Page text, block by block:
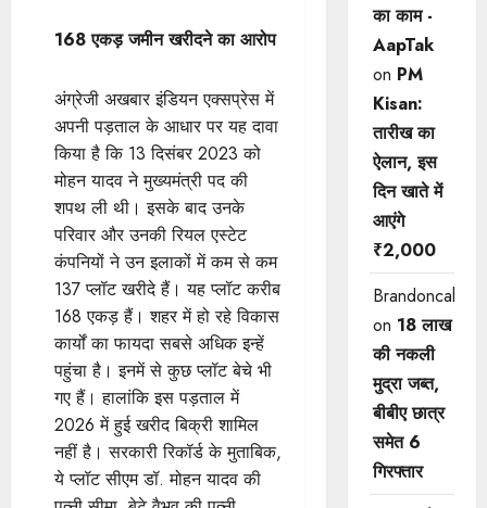
168 एकड़ जमीन खरीदने का आरोप
अंग्रेजी अखबार इंडियन एक्सप्रेस में
अपनी पड़ताल के आधार पर यह दावा
किया है कि 13 दिसंबर 2023 को
मोहन यादव ने मुख्यमंत्री पद की
शपथ ली थी। इसके बाद उनके
परिवार और उनकी रियल एस्टेट
कंपनियों ने उन इलाकों में कम से कम
137 प्लॉट खरीदे हैं। यह प्लॉट करीब
168 एकड़ हैं। शहर में हो रहे विकास
कार्यों का फायदा सबसे अधिक इन्हें
पहुंचा है। इनमें से कुछ प्लॉट बेचे भी
गए हैं। हालांकि इस पड़ताल में
2026 में हुई खरीद बिक्री शामिल
नहीं है। सरकारी रिकॉर्ड के मुताबिक,
ये प्लॉट सीएम डॉ. मोहन यादव की
का काम -
AapTak
on PM
Kisan:
तारीख का
ऐलान, इस
दिन खाते में
आएंगे
₹2,000
Brandoncah
on 18 लाख
की नकली
मुद्रा जब्त,
बीबीए छात्र
समेत 6
गिरफ्तार